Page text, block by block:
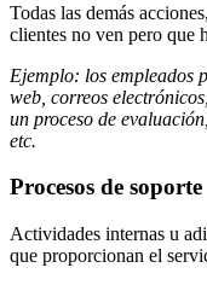
Todas las demás
clientes no ven pero que
Ejemplo: los empleados
web, correos
un proceso de
etc.
Procesos de soporte
Actividades internas u
que proporcionan el